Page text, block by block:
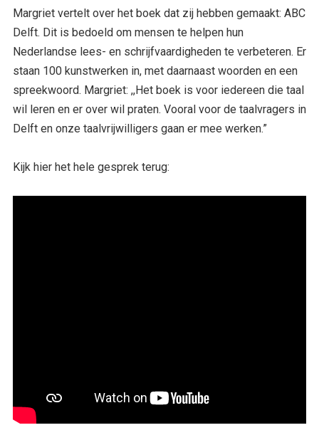
Margriet vertelt over het boek dat zij hebben gemaakt: ABC
Delft. Dit is bedoeld om mensen te helpen hun
Nederlandse lees- en schrijfvaardigheden te verbeteren. Er
staan 100 kunstwerken in, met daarnaast woorden en een
spreekwoord. Margriet: ,,Het boek is voor iedereen die taal
wil leren en er over wil praten. Vooral voor de taalvragers in
Delft en onze taalvrijwilligers gaan er mee werken.”
Kijk hier het hele gesprek terug: